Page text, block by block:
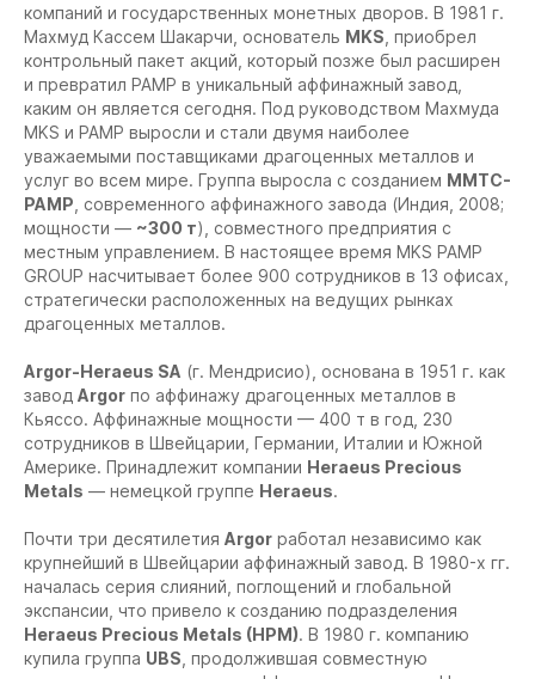
компаний и государственных монетных дворов. В 1981 г.
Махмуд Кассем Шакарчи, основатель MKS , приобрел
контрольный пакет акций, который позже был расширен
и превратил PAMP в уникальный аффинажный завод,
каким он является сегодня. Под руководством Махмуда
MKS и PAMP выросли и стали двумя наиболее
уважаемыми поставщиками драгоценных металлов и
услуг во всем мире. Группа выросла с созданием MMTC-
PAMP , современного аффинажного завода (Индия, 2008;
мощности — ~300 т), совместного предприятия с
местным управлением. В настоящее время MKS PAMP
GROUP насчитывает более 900 сотрудников в 13 офисах,
стратегически расположенных на ведущих рынках
драгоценных металлов.
Argor-Heraeus SA (г. Мендрисио), основана в 1951 г. как
завод Argor по аффинажу драгоценных металлов в
Кьяссо. Аффинажные мощности — 400 т в год, 230
сотрудников в Швейцарии, Германии, Италии и Южной
Америке. Принадлежит компании Heraeus Precious
Metals — немецкой группе Heraeus.
Почти три десятилетия Argor работал независимо как
крупнейший в Швейцарии аффинажный завод. В 1980-х гг.
началась серия слияний, поглощений и глобальной
экспансии, что привело к созданию подразделения
Heraeus Precious Metals (HPM). В 1980 г. компанию
купила группа UBS , продолжившая совместную
На сайте осуществляется обработка файлов
cookie
, необходимых для работы сайта, а
также для анализа сайта и улучшения
использованием метрической программы
Яндекс.Метрика. Продолжая использовать
сайт, вы даетесогласиена использование
данных технологий.
Согласен